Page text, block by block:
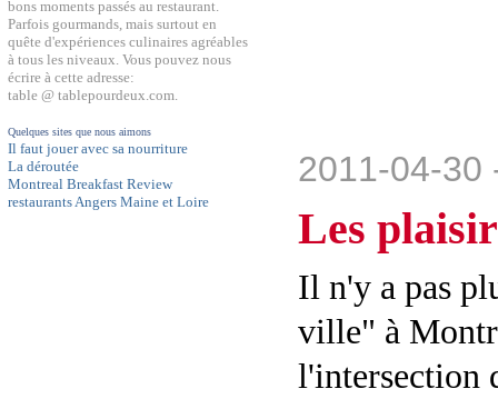
bons moments passés au restaurant.
Parfois gourmands, mais surtout en
quête d'expériences culinaires agréables
à tous les niveaux. Vous pouvez nous
écrire à cette adresse:
table @ tablepourdeux.com.
Quelques sites que nous aimons
Il faut jouer avec sa nourriture
La déroutée
Montreal Breakfast Review
restaurants Angers Maine et Loire
2011-04-30
Les
Il n'y a pas
ville" à
l'intersection